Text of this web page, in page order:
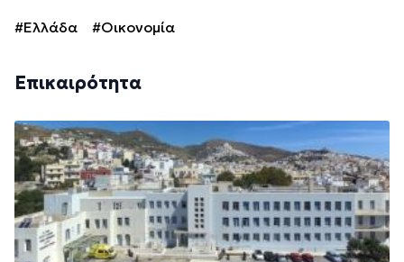
#Ελλάδα #Οικονομία
Επικαιρότητα